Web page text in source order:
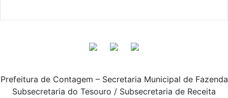
Prefeitura de Contagem – Secretaria Municipal de Fazenda
Subsecretaria do Tesouro / Subsecretaria de Receita